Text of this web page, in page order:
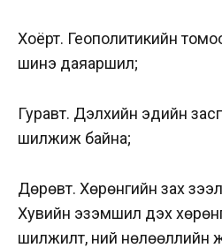
Хоёрт. Геополитикийн
шинэ даяаршил;
Гуравт. Дэлхийн эдийн
шилжиж байна;
Дөрөвт. Хөрөнгийн зах
Хувийн эзэмшил дэх
шилжилт, үүний нөлөөллийн